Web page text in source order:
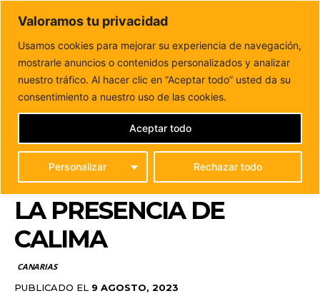
Valoramos tu privacidad
Usamos cookies para mejorar su experiencia de navegación,
mostrarle anuncios o contenidos personalizados y analizar
nuestro tráfico. Al hacer clic en “Aceptar todo” usted da su
consentimiento a nuestro uso de las cookies.
Personalizar Rechazar todo
Aceptar todo
DUNAS FM
Tu informacion de forma cercana
Inicio CANARIAS
Sanidad recomienda a las personas más
sensibles tomar precauciones ante la presencia...
SANIDAD RECOMIENDA
A LAS PERSONAS MÁS
SENSIBLES TOMAR
PRECAUCIONES ANTE
LA PRESENCIA DE
CALIMA
CANARIAS
PUBLICADO EL 9 AGOSTO, 2023